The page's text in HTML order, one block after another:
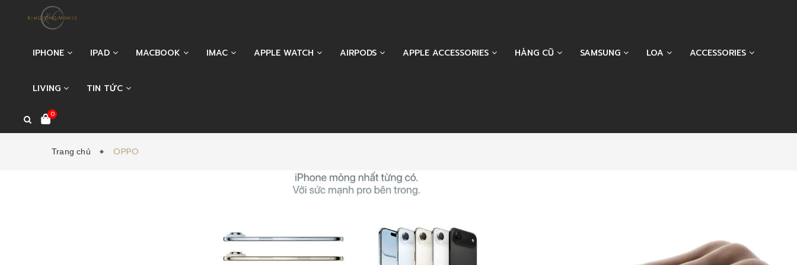
IPHONE IPAD MACBOOK IMAC APPLE WATCH AIRPODS APPLE ACCESSORIES HÀNG CŨ SAMSUNG LOA ACCESSORIES
LIVING TIN TỨC
0
Trang chủ OPPO